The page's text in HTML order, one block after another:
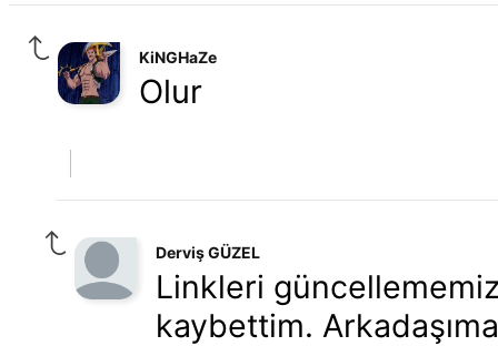
KiNGHaZe
Olur
Derviş GÜZEL
Linkleri
kaybettim.